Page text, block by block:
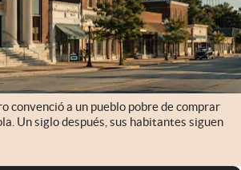
convenció a un pueblo pobre de comprar
Un siglo después, sus habitantes siguen